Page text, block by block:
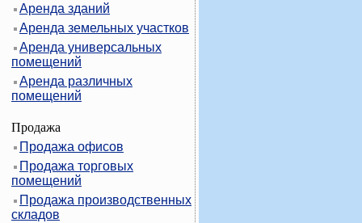
Аренда зданий
Аренда земельных участков
Аренда универсальных
помещений
Аренда различных
помещений
Продажа
Продажа офисов
Продажа торговых
помещений
Продажа производственных
складов